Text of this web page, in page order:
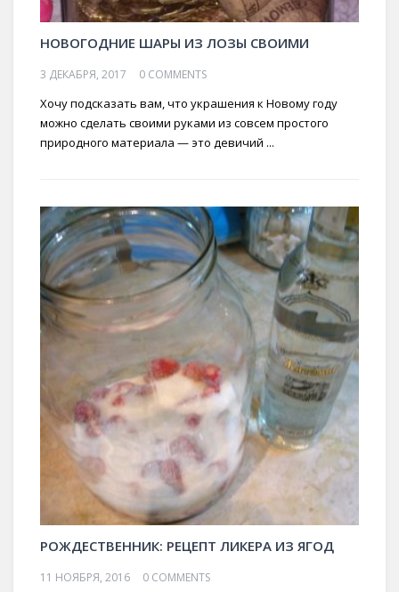
НОВОГОДНИЕ ШАРЫ ИЗ ЛОЗЫ СВОИМИ
3 ДЕКАБРЯ, 2017 0 COMMENTS
Хочу подсказать вам, что украшения к Новому году
можно сделать своими руками из совсем простого
природного материала — это девичий ...
РОЖДЕСТВЕННИК: РЕЦЕПТ ЛИКЕРА ИЗ ЯГОД
11 НОЯБРЯ, 2016 0 COMMENTS